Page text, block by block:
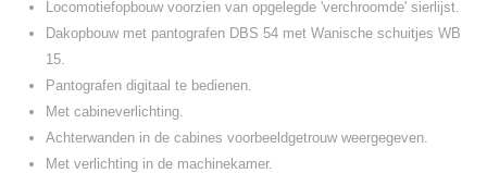
Locomotiefopbouw voorzien van opgelegde 'verchroomde' sierlijst.
Dakopbouw met pantografen DBS 54 met Wanische schuitjes WB
15.
Pantografen digitaal te bedienen.
Met cabineverlichting.
Achterwanden in de cabines voorbeeldgetrouw weergegeven.
Met verlichting in de machinekamer.